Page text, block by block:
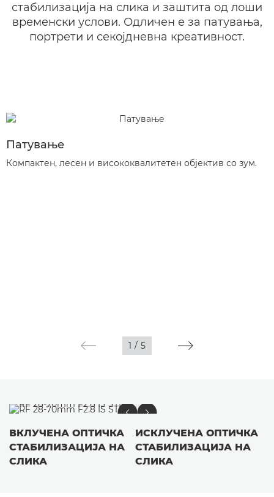
стабилизација на слика и заштита од лоши
временски услови. Одличен е за патувања,
портрети и секојдневна креативност.
Патување
Компактен, лесен и висококвалитетен објектив со зум.
1 / 5
ВКЛУЧЕНА ОПТИЧКА
СТАБИЛИЗАЦИЈА НА
СЛИКА
ИСКЛУЧЕНА ОПТИЧКА
СТАБИЛИЗАЦИЈА НА
СЛИКА